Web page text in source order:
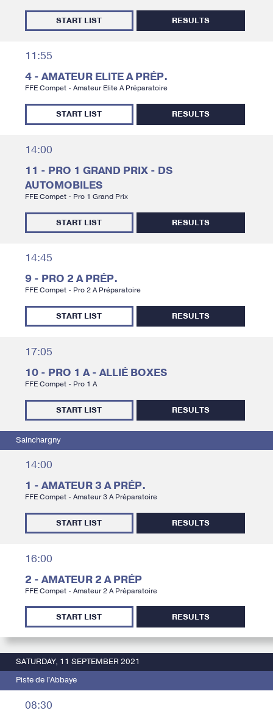
START LIST RESULTS
11:55
4 - AMATEUR ELITE A PRÉP.
FFE Compet - Amateur Elite A Préparatoire
START LIST RESULTS
14:00
11 - PRO 1 GRAND PRIX - DS
AUTOMOBILES
FFE Compet - Pro 1 Grand Prix
START LIST RESULTS
14:45
9 - PRO 2 A PRÉP.
FFE Compet - Pro 2 A Préparatoire
START LIST RESULTS
17:05
10 - PRO 1 A - ALLIÉ BOXES
FFE Compet - Pro 1 A
START LIST RESULTS
Sainchargny
14:00
1 - AMATEUR 3 A PRÉP.
FFE Compet - Amateur 3 A Préparatoire
START LIST RESULTS
16:00
2 - AMATEUR 2 A PRÉP
FFE Compet - Amateur 2 A Préparatoire
START LIST RESULTS
SATURDAY, 11 SEPTEMBER 2021
Piste de l'Abbaye
08:30